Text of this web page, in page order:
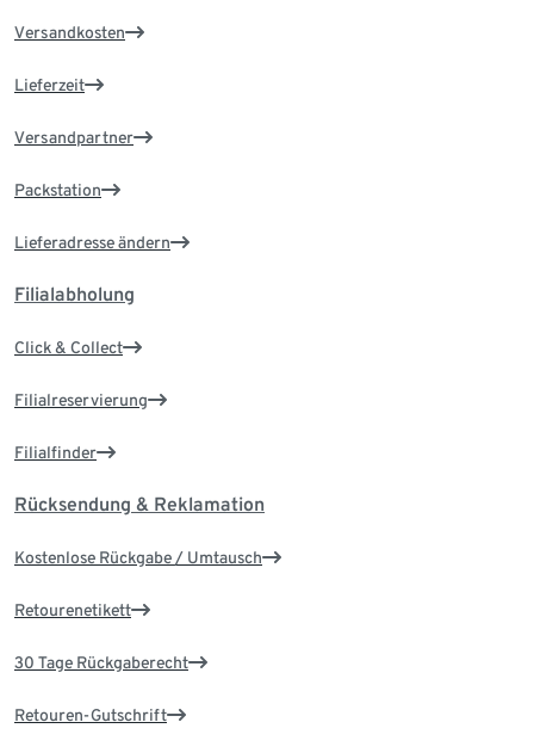
Versandkosten
Lieferzeit
Versandpartner
Packstation
Lieferadresse ändern
Filialabholung
Click & Collect
Filialreservierung
Filialfinder
Rücksendung & Reklamation
Kostenlose Rückgabe / Umtausch
Retourenetikett
30 Tage Rückgaberecht
Retouren-Gutschrift